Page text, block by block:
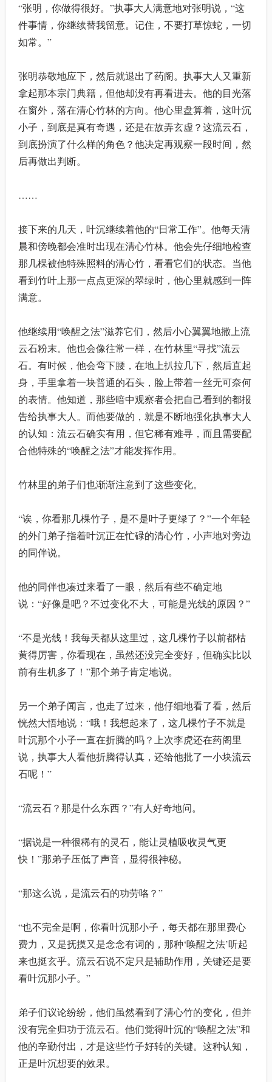
“张明，你做得很好。”执事大人满意地对张明说，“这
件事情，你继续替我留意。记住，不要打草惊蛇，一切
如常。”
张明恭敬地应下，然后就退出了药阁。执事大人又重新
拿起那本宗门典籍，但他却没有再看进去。他的目光落
在窗外，落在清心竹林的方向。他心里盘算着，这叶沉
小子，到底是真有奇遇，还是在故弄玄虚？这流云石，
到底扮演了什么样的角色？他决定再观察一段时间，然
后再做出判断。
……
接下来的几天，叶沉继续着他的“日常工作”。他每天清
晨和傍晚都会准时出现在清心竹林。他会先仔细地检查
那几棵被他特殊照料的清心竹，看看它们的状态。当他
看到竹叶上那一点点更深的翠绿时，他心里就感到一阵
满意。
他继续用“唤醒之法”滋养它们，然后小心翼翼地撒上流
云石粉末。他也会像往常一样，在竹林里“寻找”流云
石。有时候，他会弯下腰，在地上扒拉几下，然后直起
身，手里拿着一块普通的石头，脸上带着一丝无可奈何
的表情。他知道，那些暗中观察者会把自己看到的都报
告给执事大人。而他要做的，就是不断地强化执事大人
的认知：流云石确实有用，但它稀有难寻，而且需要配
合他特殊的“唤醒之法”才能发挥作用。
竹林里的弟子们也渐渐注意到了这些变化。
“诶，你看那几棵竹子，是不是叶子更绿了？”一个年轻
的外门弟子指着叶沉正在忙碌的清心竹，小声地对旁边
的同伴说。
他的同伴也凑过来看了一眼，然后有些不确定地
说：“好像是吧？不过变化不大，可能是光线的原因？”
“不是光线！我每天都从这里过，这几棵竹子以前都枯
黄得厉害，你看现在，虽然还没完全变好，但确实比以
前有生机多了！”那个弟子肯定地说。
另一个弟子闻言，也走了过来，他仔细地看了看，然后
恍然大悟地说：“哦！我想起来了，这几棵竹子不就是
叶沉那个小子一直在折腾的吗？上次李虎还在药阁里
说，执事大人看他折腾得认真，还给他批了一小块流云
石呢！”
“流云石？那是什么东西？”有人好奇地问。
“据说是一种很稀有的灵石，能让灵植吸收灵气更
快！”那弟子压低了声音，显得很神秘。
“那这么说，是流云石的功劳咯？”
“也不完全是啊，你看叶沉那小子，每天都在那里费心
费力，又是抚摸又是念念有词的，那种‘唤醒之法’听起
来也挺玄乎。流云石说不定只是辅助作用，关键还是要
看叶沉那小子。”
弟子们议论纷纷，他们虽然看到了清心竹的变化，但并
没有完全归功于流云石。他们觉得叶沉的“唤醒之法”和
他的辛勤付出，才是这些竹子好转的关键。这种认知，
正是叶沉想要的效果。